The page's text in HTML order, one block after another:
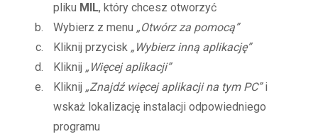
pliku MIL, który chcesz otworzyć
Wybierz z menu „Otwórz za pomocą”
Kliknij przycisk „Wybierz inną aplikację”
Kliknij „Więcej aplikacji”
Kliknij „Znajdź więcej aplikacji na tym PC”i
wskaż lokalizację instalacji odpowiedniego
programu